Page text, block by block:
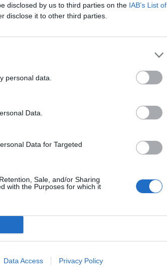
disclosed by us to third parties on the IAB’s List of
disclose it to other third parties.
personal data.
Data.
Data for Targeted
Sale, and/or Sharing
with the Purposes for which it
Data Access Privacy Policy
në Danimarkë dhe Belgjikë, që
6.8 vjet.
mbeten problematikë dhe nën
vetëm Maqedoninë e Veriut. Për
më të ulët në Europë.
shëndetësor; Përgatitja dhe
emergjente; Aksesueshmëria në
e shërbimeve mjekësore; Saktësia e
besimit ndaj sistemit.
të Numbeo, dhe nuk
shtetërore.
me kujdesin shëndetësor në
fundi në Europë, ndërsa këtë